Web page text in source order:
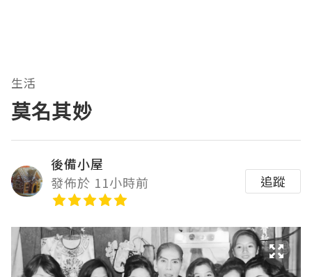
生活
莫名其妙
後備小屋
發佈於 11小時前
追蹤